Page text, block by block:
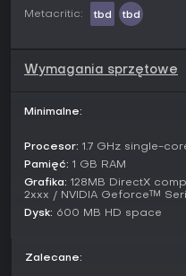
Metacritic: tbd tbd
Wymagania sprzętowe
Minimalne:
Procesor: 1.7 GHz single-
Pamięć: 1 GB RAM
Grafika: 128MB DirectX
2xxx / NVIDIA Geforce™
Dysk: 600 MB HD space
Zalecane: